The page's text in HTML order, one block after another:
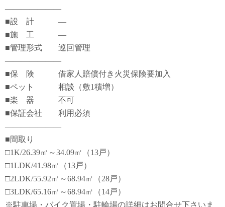
―――――――
■設 計 ―
■施 工 ―
■管理形式 巡回管理
―――――――
■保 険 借家人賠償付き火災保険要加入
■ペット 相談（敷1積増）
■楽 器 不可
■保証会社 利用必須
―――――――
■間取り
□1K/26.39㎡～34.09㎡（13戸）
□1LDK/41.98㎡（13戸）
□2LDK/55.92㎡～68.94㎡（28戸）
□3LDK/65.16㎡～68.94㎡（14戸）
※駐車場・バイク置場・駐輪場の詳細はお問合せ下さいま